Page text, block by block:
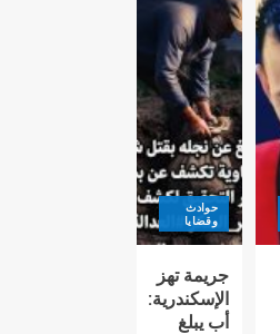
حوادث
وقضايا
جريمة تهز
الإسكندرية:
أب يبلغ